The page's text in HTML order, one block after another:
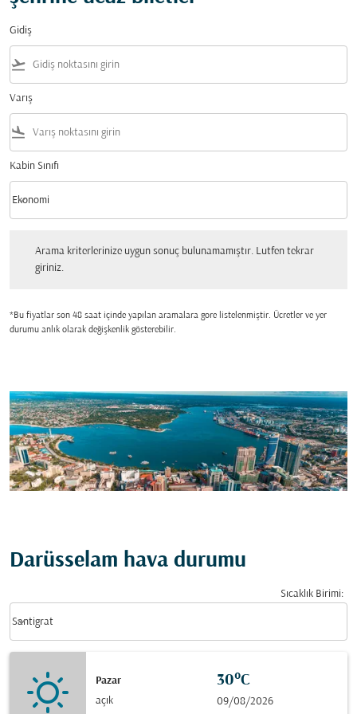
Gidiş
flight_takeoff
Varış
flight_land
Kabin Sınıfı
Kabin Sınıfı option Ekonomi Selected
Ekonomi
keyboard_arrow_down
Arama kriterlerinize uygun sonuç bulunamamıştır. Lutfen tekrar
giriniz.
*Bu fiyatlar son 48 saat içinde yapılan aramalara gore listelenmiştir. Ücretler ve yer
durumu anlık olarak değişkenlik gösterebilir.
Darüsselam hava durumu
Sıcaklık Birimi:
Santigrat
keyboard_arrow_down
Pazar
açık
30°C
09/08/2026